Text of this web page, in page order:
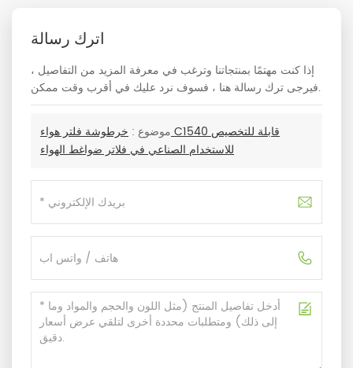
اترك رسالة
إذا كنت مهتمًا بمنتجاتنا وترغب في معرفة المزيد من التفاصيل ،
فيرجى ترك رسالة هنا ، فسوف نرد عليك في أقرب وقت ممكن.
موضوع : خرطوشة فلتر هواء C1540 قابلة للتخصيص
للاستخدام الصناعي في فلاتر ضواغط الهواء